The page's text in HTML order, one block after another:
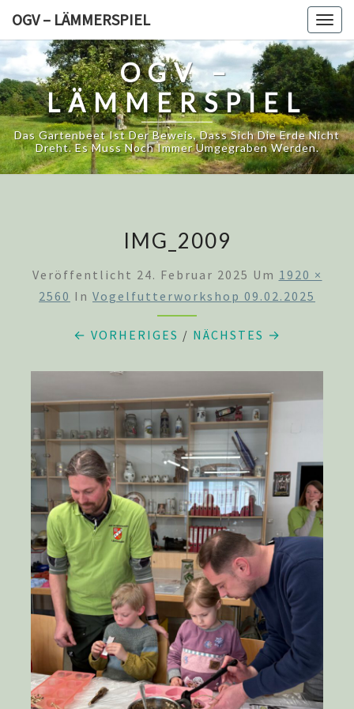
content
OGV – LÄMMERSPIEL
OGV –
LÄMMERSPIEL
Das Gartenbeet Ist Der Beweis, Dass Sich Die Erde Nicht
Dreht. Es Muss Noch Immer Umgegraben Werden.
IMG_2009
Veröffentlicht 24. Februar 2025 Um 1920 ×
2560 In Vogelfutterworkshop 09.02.2025
← VORHERIGES / NÄCHSTES →